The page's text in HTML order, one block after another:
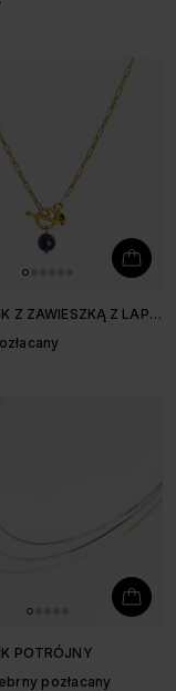
Z ZAWIESZKĄ Z LAPIS
POTRÓJNY
pozłacany